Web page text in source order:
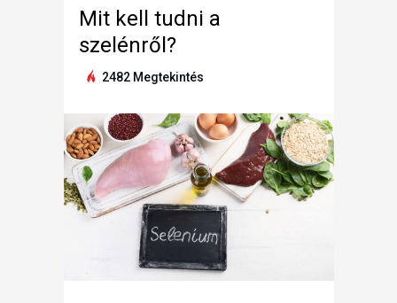
Mit kell tudni a
szelénről?
2482 Megtekintés